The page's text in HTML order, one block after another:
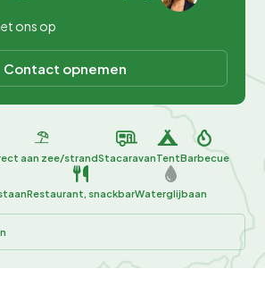
ons op
Contact opnemen
aan zee/strandStacaravanTentBarbecue
Restaurant, snackbarWaterglijbaan